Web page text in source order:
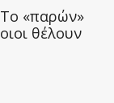
«παρών»
θέλουν